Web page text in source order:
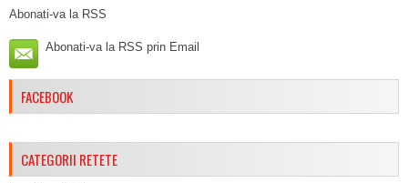
Abonati-va la RSS
Abonati-va la RSS prin Email
FACEBOOK
CATEGORII RETETE